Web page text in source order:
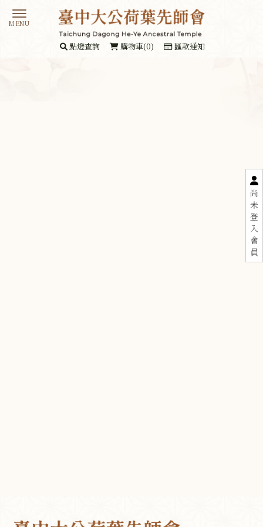
尚
未
登
入
會
員
點燈查詢 購物車(0) 匯款通知